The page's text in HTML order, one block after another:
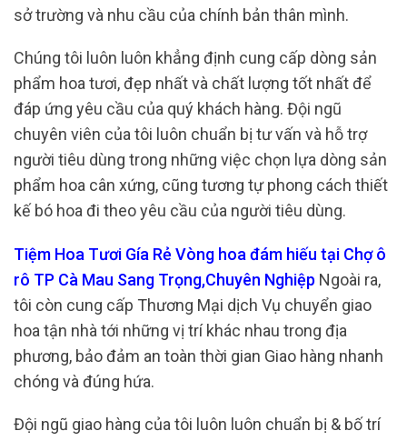
sở trường và nhu cầu của chính bản thân mình.
Chúng tôi luôn luôn khẳng định cung cấp dòng sản
phẩm hoa tươi, đẹp nhất và chất lượng tốt nhất để
đáp ứng yêu cầu của quý khách hàng. Đội ngũ
chuyên viên của tôi luôn chuẩn bị tư vấn và hỗ trợ
người tiêu dùng trong những việc chọn lựa dòng sản
phẩm hoa cân xứng, cũng tương tự phong cách thiết
kế bó hoa đi theo yêu cầu của người tiêu dùng.
Tiệm Hoa Tươi Gía Rẻ Vòng hoa đám hiếu tại Chợ ô
rô TP Cà Mau Sang Trọng,Chuyên Nghiệp Ngoài ra,
tôi còn cung cấp Thương Mại dịch Vụ chuyển giao
hoa tận nhà tới những vị trí khác nhau trong địa
phương, bảo đảm an toàn thời gian Giao hàng nhanh
chóng và đúng hứa.
Đội ngũ giao hàng của tôi luôn luôn chuẩn bị & bố trí